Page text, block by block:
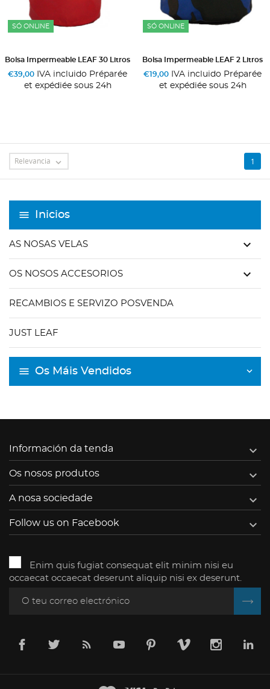
Inicios
AS NOSAS VELAS keyboard_arrow_down
OS NOSOS ACCESORIOS keyboard_arrow_down
RECAMBIOS E SERVIZO POSVENDA
JUST LEAF
Os Máis Vendidos
SÓ ONLINE
Bolsa Impermeable LEAF 30 Litros
€39,00 IVA incluido Préparée
et expédiée sous 24h
SÓ ONLINE
Bolsa Impermeable LEAF 2 Litros
€19,00 IVA incluido Préparée
et expédiée sous 24h
Relevancia  1
Información da tenda 
Os nosos produtos 
A nosa sociedade 
Follow us on Facebook 
Enim quis fugiat consequat elit minim nisi eu
occaecat occaecat deserunt aliquip nisi ex deserunt.